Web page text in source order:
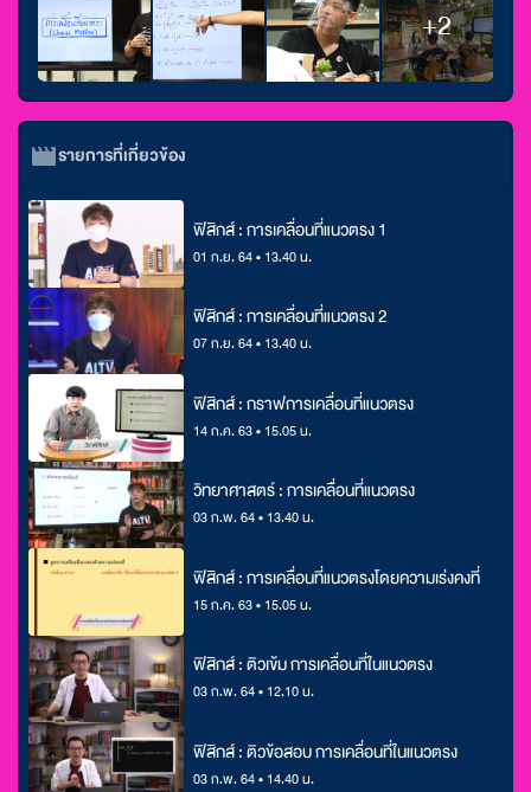
+2
รายการที่เกี่ยวข้อง
ฟิสิกส์ : การเคลื่อนที่แนวตรง 1
01 ก.ย. 64 • 13.40 น.
ฟิสิกส์ : การเคลื่อนที่แนวตรง 2
07 ก.ย. 64 • 13.40 น.
ฟิสิกส์ : กราฟการเคลื่อนที่แนวตรง
14 ก.ค. 63 • 15.05 น.
วิทยาศาสตร์ : การเคลื่อนที่แนวตรง
03 ก.พ. 64 • 13.40 น.
ฟิสิกส์ : การเคลื่อนที่แนวตรงโดยความเร่งคงที่
15 ก.ค. 63 • 15.05 น.
ฟิสิกส์ : ติวเข้ม การเคลื่อนที่ในแนวตรง
03 ก.พ. 64 • 12.10 น.
ฟิสิกส์ : ติวข้อสอบ การเคลื่อนที่ในแนวตรง
03 ก.พ. 64 • 14.40 น.